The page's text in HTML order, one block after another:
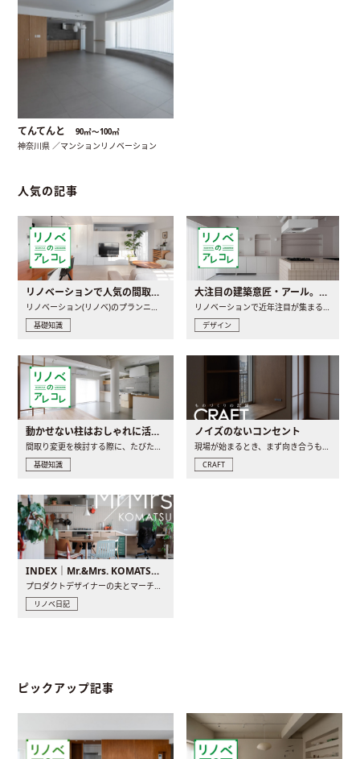
てんてんと 90㎡〜100㎡
神奈川県 ／マンションリノベーション
人気の記事
リノベーションで人気の間取りとは？トレンドの間取りと実例を徹底解説
基礎知識
大注目の建築意匠・アール。人気の理由と空間に取り入れるポイント
デザイン
動かせない柱はおしゃれに活用！柱を魅せるリノベーション(リノベ)4選
基礎知識
ノイズのないコンセント
CRAFT
INDEX｜Mr.&Mrs. KOMATSU renovation diary
リノベ日記
ピックアップ記事